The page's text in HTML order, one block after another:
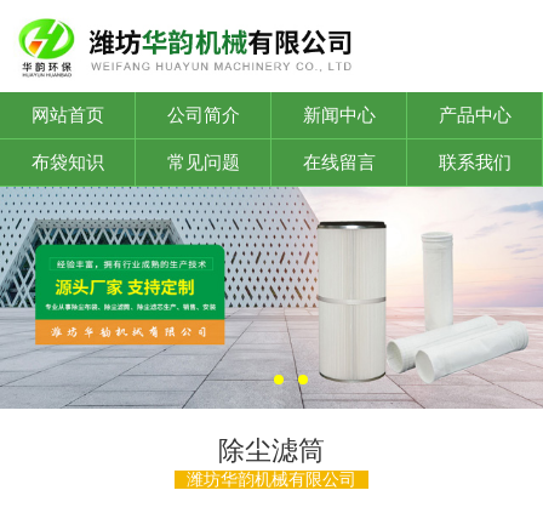
网站首页 公司简介 新闻中心 产品中心
布袋知识 常见问题 在线留言 联系我们
除尘滤筒
潍坊华韵机械有限公司